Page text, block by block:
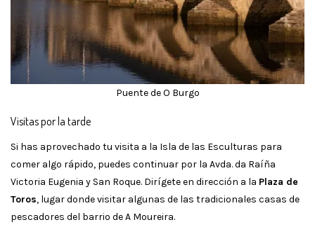
Puente de O Burgo
Visitas por la tarde
Si has aprovechado tu visita a la Isla de las Esculturas para
comer algo rápido, puedes continuar por la Avda. da Raíña
Victoria Eugenia y San Roque. Dirígete en dirección a la Plaza de
Toros, lugar donde visitar algunas de las tradicionales casas de
pescadores del barrio de A Moureira.